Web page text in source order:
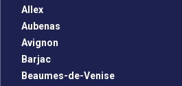
Allex
Aubenas
Avignon
Barjac
Beaumes-de-Venise